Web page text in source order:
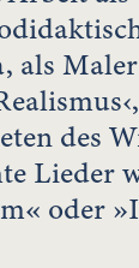
als
des
Lieder
oder